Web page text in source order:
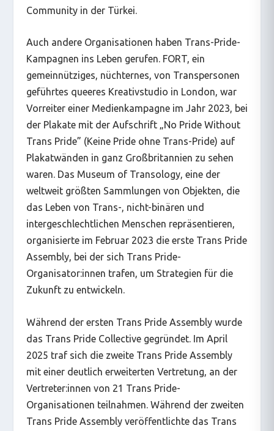
Community in der Türkei.
Auch andere Organisationen haben Trans-Pride-
Kampagnen ins Leben gerufen. FORT, ein
gemeinnütziges, nüchternes, von Transpersonen
geführtes queeres Kreativstudio in London, war
Vorreiter einer Medienkampagne im Jahr 2023, bei
der Plakate mit der Aufschrift „No Pride Without
Trans Pride” (Keine Pride ohne Trans-Pride) auf
Plakatwänden in ganz Großbritannien zu sehen
waren. Das Museum of Transology, eine der
weltweit größten Sammlungen von Objekten, die
das Leben von Trans-, nicht-binären und
intergeschlechtlichen Menschen repräsentieren,
organisierte im Februar 2023 die erste Trans Pride
Assembly, bei der sich Trans Pride-
Organisator:innen trafen, um Strategien für die
Zukunft zu entwickeln.
Während der ersten Trans Pride Assembly wurde
das Trans Pride Collective gegründet. Im April
2025 traf sich die zweite Trans Pride Assembly
mit einer deutlich erweiterten Vertretung, an der
Vertreter:innen von 21 Trans Pride-
Organisationen teilnahmen. Während der zweiten
Trans Pride Assembly veröffentlichte das Trans